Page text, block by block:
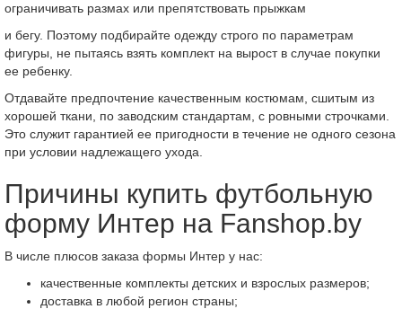
ограничивать размах или препятствовать прыжкам
и бегу. Поэтому подбирайте одежду строго по параметрам
фигуры, не пытаясь взять комплект на вырост в случае покупки
ее ребенку.
Отдавайте предпочтение качественным костюмам, сшитым из
хорошей ткани, по заводским стандартам, с ровными строчками.
Это служит гарантией ее пригодности в течение не одного сезона
при условии надлежащего ухода.
Причины купить футбольную
форму Интер на Fanshop.by
В числе плюсов заказа формы Интер у нас:
качественные комплекты детских и взрослых размеров;
доставка в любой регион страны;